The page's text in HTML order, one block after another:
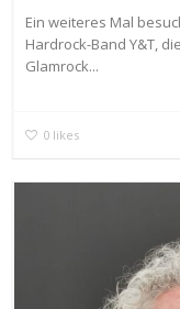
Ein weiteres Mal
Hardrock-Band Y&T,
Glamrock...
0 likes